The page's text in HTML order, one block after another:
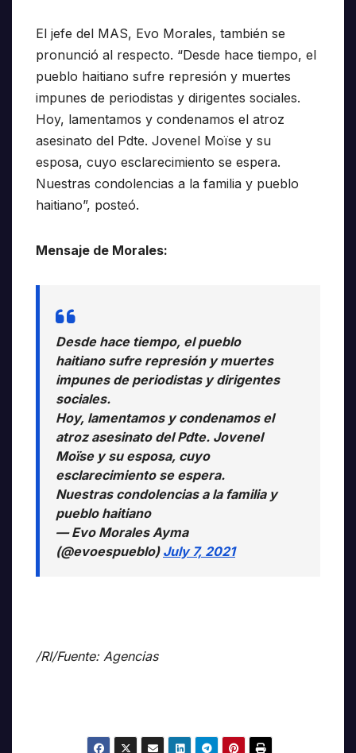
El jefe del MAS, Evo Morales, también se
pronunció al respecto. “Desde hace tiempo, el
pueblo haitiano sufre represión y muertes
impunes de periodistas y dirigentes sociales.
Hoy, lamentamos y condenamos el atroz
asesinato del Pdte. Jovenel Moïse y su
esposa, cuyo esclarecimiento se espera.
Nuestras condolencias a la familia y pueblo
haitiano”, posteó.
Mensaje de Morales:
Desde hace tiempo, el pueblo
haitiano sufre represión y muertes
impunes de periodistas y dirigentes
sociales.
Hoy, lamentamos y condenamos el
atroz asesinato del Pdte. Jovenel
Moïse y su esposa, cuyo
esclarecimiento se espera.
Nuestras condolencias a la familia y
pueblo haitiano
— Evo Morales Ayma
(@evoespueblo) July 7, 2021
/RI/Fuente: Agencias